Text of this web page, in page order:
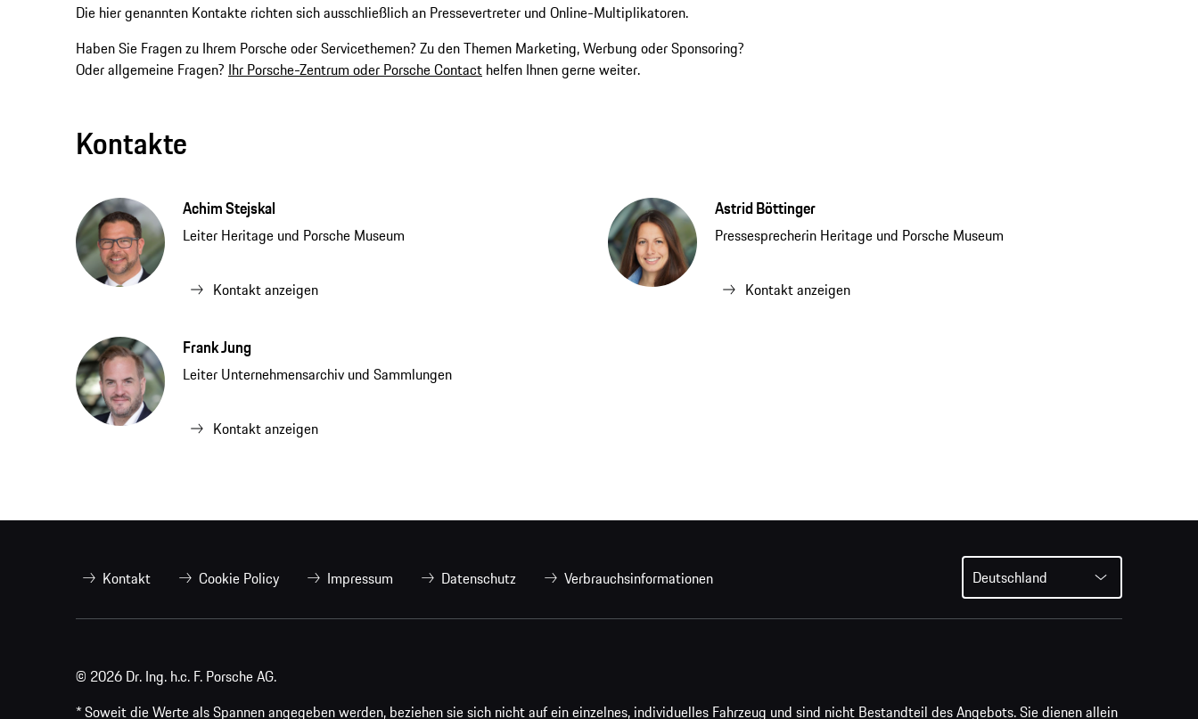
Die hier genannten Kontakte richten sich ausschließlich an Pressevertreter und Online-Multiplikatoren.
Haben Sie Fragen zu Ihrem Porsche oder Servicethemen? Zu den Themen Marketing, Werbung oder Sponsoring?
Oder allgemeine Fragen? Ihr Porsche-Zentrum oder Porsche Contact helfen Ihnen gerne weiter.
Kontakte
Achim Stejskal
Leiter Heritage und Porsche Museum
Kontakt anzeigen
Astrid Böttinger
Pressesprecherin Heritage und Porsche Museum
Kontakt anzeigen
Frank Jung
Leiter Unternehmensarchiv und Sammlungen
Kontakt anzeigen
Kontakt Cookie Policy Impressum Datenschutz Verbrauchsinformationen Deutschland
© 2026 Dr. Ing. h.c. F. Porsche AG.
* Soweit die Werte als Spannen angegeben werden, beziehen sie sich nicht auf ein einzelnes, individuelles Fahrzeug und sind nicht Bestandteil des Angebots. Sie dienen allein